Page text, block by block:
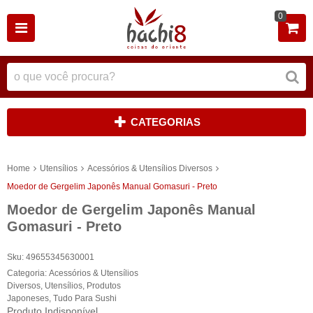
0
CATEGORIAS
Home Utensílios
Acessórios & Utensílios Diversos
Moedor de Gergelim Japonês Manual Gomasuri - Preto
Moedor de Gergelim Japonês Manual
Gomasuri - Preto
Sku: 49655345630001
Categoria: Acessórios & Utensílios
Diversos Utensílios Produtos
Japoneses Tudo Para Sushi
Produto Indisponível